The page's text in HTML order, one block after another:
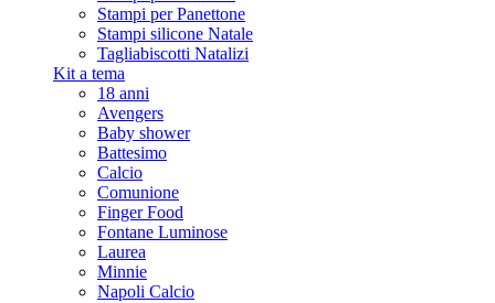
Stampi per Panettone
Stampi silicone Natale
Tagliabiscotti Natalizi
Kit a tema
18 anni
Avengers
Baby shower
Battesimo
Calcio
Comunione
Finger Food
Fontane Luminose
Laurea
Minnie
Napoli Calcio